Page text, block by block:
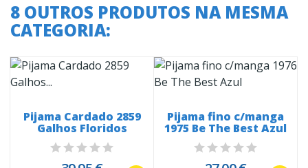
8 OUTROS PRODUTOS NA MESMA
CATEGORIA:
Pijama Cardado 2859
Galhos Floridos
Pijama fino c/manga
1975 Be The Best Azul